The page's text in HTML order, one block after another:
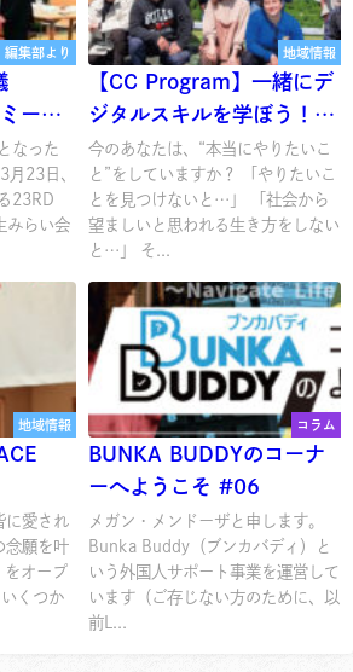
編集部より
ーテ
なった
月23日、
23RD
みらい会
地域情報
【CC Program】一緒にデ
ジタルスキルを学ぼう！Be
a Digital Creator!
今のあなたは、“本当にやりたいこ
と”をしていますか？ 「やりたいこ
とを見つけないと…」 「社会から
望ましいと思われる生き方をしない
と…」 そ...
地域情報
に愛され
念願を叶
をオープ
くつか
コラム
BUNKA BUDDYのコーナ
ーへようこそ #06
メガン・メンドーザと申します。
Bunka Buddy（ブンカバディ）と
いう外国人サポート事業を運営して
います（ご存じない方のために、以
前L...